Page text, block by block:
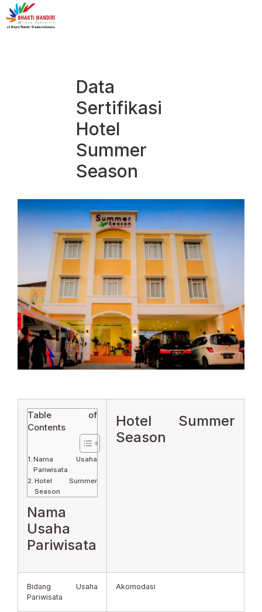
Data
Sertifikasi
Hotel
Summer
Season
Table of
Contents
Nama Usaha
Pariwisata
Hotel Summer
Season
Nama
Usaha
Pariwisata
Hotel Summer
Season
Bidang Usaha
Pariwisata
Akomodasi